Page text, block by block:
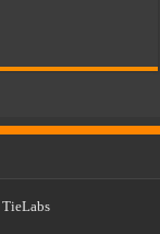
TieLabs